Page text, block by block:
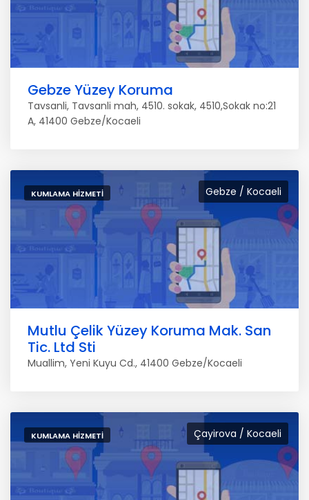
Gebze Yüzey Koruma
Tavsanli, Tavsanli mah, 4510. sokak, 4510,Sokak no:21
A, 41400 Gebze/Kocaeli
Gebze / Kocaeli
KUMLAMA HIZMETI
Mutlu Çelik Yüzey Koruma Mak. San
Tic. Ltd Sti
Muallim, Yeni Kuyu Cd., 41400 Gebze/Kocaeli
Çayirova / Kocaeli
KUMLAMA HIZMETI